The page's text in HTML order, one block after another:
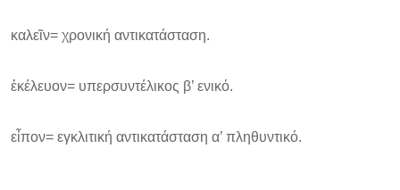
καλεῖν= χρονική αντικατάσταση.
ἐκέλευον= υπερσυντέλικος β’ ενικό.
εἶπον= εγκλιτική αντικατάσταση α’ πληθυντικό.